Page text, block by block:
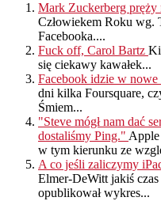
Mark Zuckerberg
Człowiekem Roku wg.
Facebooka....
Fuck off, Carol Bartz
się ciekawy kawałek...
Facebook idzie w nowe
dni kilka Foursquare,
Śmiem...
"Steve mógł nam dać
dostaliśmy Ping." Apple
w tym kierunku ze
A co jeśli zaliczymy
Elmer-DeWitt jakiś czas
opublikował wykres...